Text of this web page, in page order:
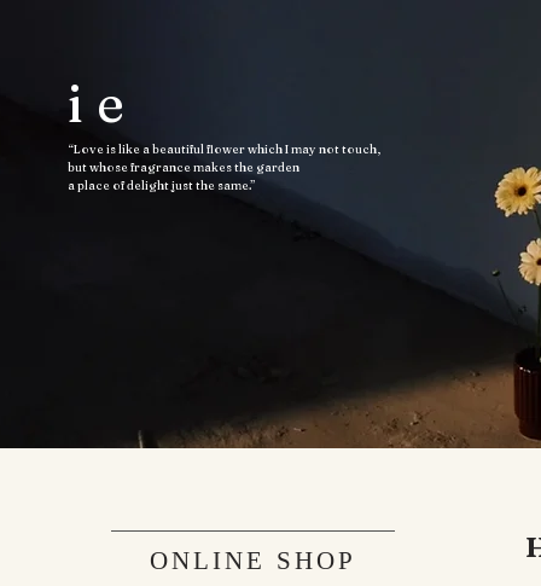
ie
“Love is like a beautiful flower which I may not touch,
but whose fragrance makes the garden
a place of delight just the same.”
ONLINE SHOP